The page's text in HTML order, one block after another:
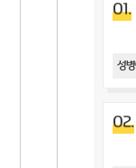
01.
성
02.